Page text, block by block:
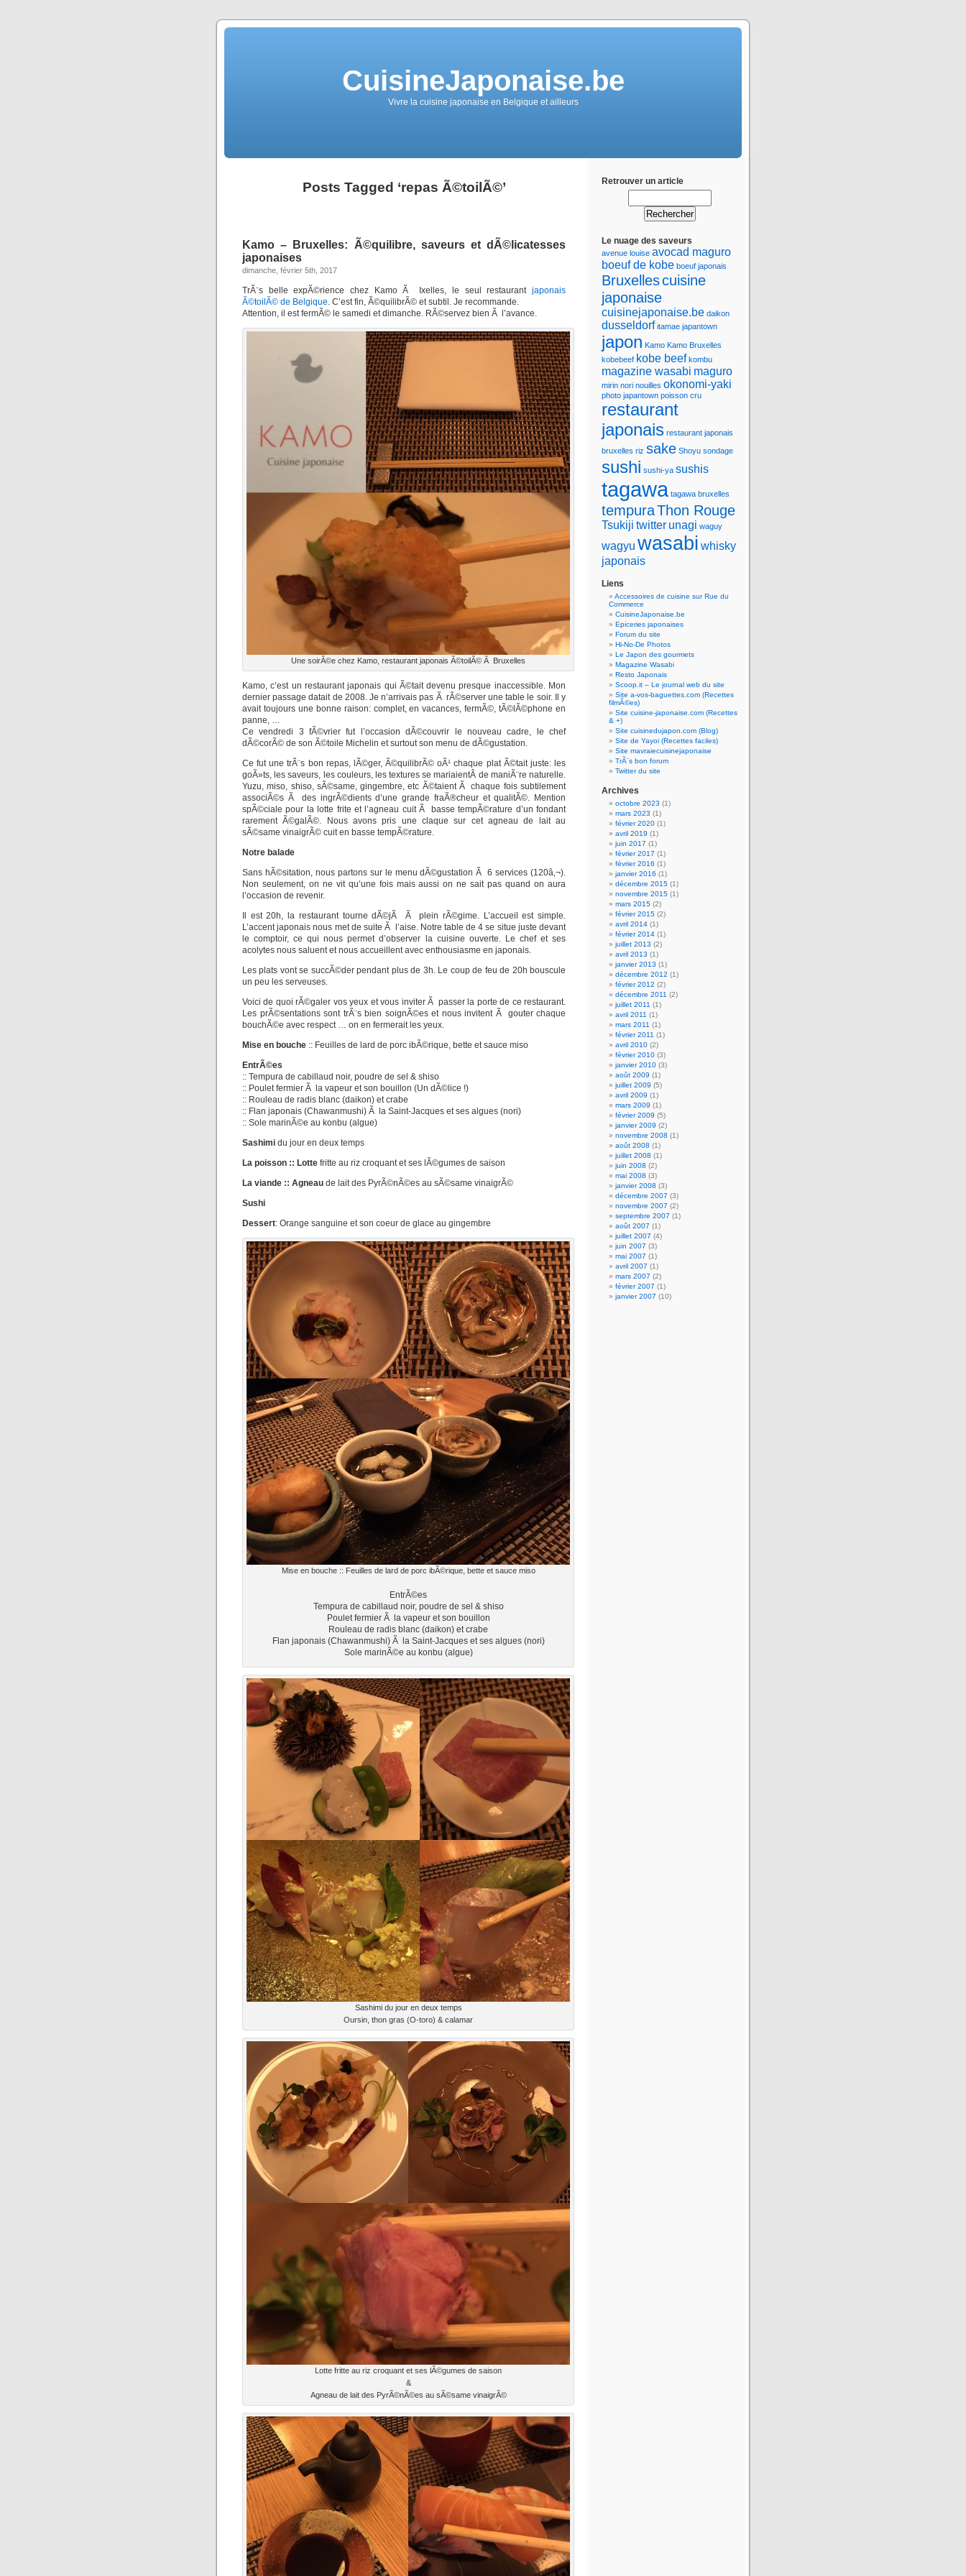
CuisineJaponaise.be
Vivre la cuisine japonaise en Belgique et ailleurs
Posts Tagged ‘repas Ã©toilÃ©’
Kamo – Bruxelles: Ã©quilibre, saveurs et dÃ©licatesses
japonaises
dimanche, février 5th, 2017
TrÃ¨s belle expÃ©rience chez Kamo Ã Ixelles, le seul restaurant japonais
Ã©toilÃ© de Belgique. C’est fin, Ã©quilibrÃ© et subtil. Je recommande.
Attention, il est fermÃ© le samedi et dimanche. RÃ©servez bien Ã l’avance.
Une soirÃ©e chez Kamo, restaurant japonais Ã©toilÃ© Ã Bruxelles
Kamo, c’est un restaurant japonais qui Ã©tait devenu presque inaccessible. Mon
dernier passage datait de 2008. Je n’arrivais pas Ã rÃ©server une table le soir. Il y
avait toujours une bonne raison: complet, en vacances, fermÃ©, tÃ©lÃ©phone en
panne, …
Ce vendredi 3 fÃ©vrier fut l’occasion dÃ©couvrir le nouveau cadre, le chef
dÃ©corÃ© de son Ã©toile Michelin et surtout son menu de dÃ©gustation.
Ce fut une trÃ¨s bon repas, lÃ©ger, Ã©quilibrÃ© oÃ¹ chaque plat Ã©tait juste: les
goÃ»ts, les saveurs, les couleurs, les textures se mariaientÂ de maniÃ¨re naturelle.
Yuzu, miso, shiso, sÃ©same, gingembre, etc Ã©taient Ã chaque fois subtilement
associÃ©s Ã des ingrÃ©dients d’une grande fraÃ®cheur et qualitÃ©. Mention
spÃ©ciale pour la lotte frite et l’agneau cuit Ã basse tempÃ©rature d’un fondant
rarement Ã©galÃ©. Nous avons pris une claque sur cet agneau de lait au
sÃ©same vinaigrÃ© cuit en basse tempÃ©rature.
Notre balade
Sans hÃ©sitation, nous partons sur le menu dÃ©gustation Ã 6 services (120â‚¬).
Non seulement, on ne vit qu’une fois mais aussi on ne sait pas quand on aura
l’occasion de revenir.
Il est 20h, la restaurant tourne dÃ©jÃ Ã plein rÃ©gime. L’accueil est simple.
L’accent japonais nous met de suite Ã l’aise. Notre table de 4 se situe juste devant
le comptoir, ce qui nous permet d’observer la cuisine ouverte. Le chef et ses
acolytes nous saluent et nous accueillent avec enthousiasme en japonais.
Les plats vont se succÃ©der pendant plus de 3h. Le coup de feu de 20h bouscule
un peu les serveuses.
Voici de quoi rÃ©galer vos yeux et vous inviter Ã passer la porte de ce restaurant.
Les prÃ©sentations sont trÃ¨s bien soignÃ©es et nous invitent Ã gouter chaque
bouchÃ©e avec respect … on en fermerait les yeux.
Mise en bouche :: Feuilles de lard de porc ibÃ©rique, bette et sauce miso
EntrÃ©es
:: Tempura de cabillaud noir, poudre de sel & shiso
:: Poulet fermier Ã la vapeur et son bouillon (Un dÃ©lice !)
:: Rouleau de radis blanc (daikon) et crabe
:: Flan japonais (Chawanmushi) Ã la Saint-Jacques et ses algues (nori)
:: Sole marinÃ©e au konbu (algue)
Sashimi du jour en deux temps
La poisson :: Lotte fritte au riz croquant et ses lÃ©gumes de saison
La viande :: Agneau de lait des PyrÃ©nÃ©es au sÃ©same vinaigrÃ©
Sushi
Dessert: Orange sanguine et son coeur de glace au gingembre
Mise en bouche :: Feuilles de lard de porc ibÃ©rique, bette et sauce miso
EntrÃ©es
Tempura de cabillaud noir, poudre de sel & shiso
Poulet fermier Ã la vapeur et son bouillon
Rouleau de radis blanc (daikon) et crabe
Flan japonais (Chawanmushi) Ã la Saint-Jacques et ses algues (nori)
Sole marinÃ©e au konbu (algue)
Sashimi du jour en deux temps
Oursin, thon gras (O-toro) & calamar
Lotte fritte au riz croquant et ses lÃ©gumes de saison
&
Agneau de lait des PyrÃ©nÃ©es au sÃ©same vinaigrÃ©
Retrouver un article
Le nuage des saveurs
avenue louise avocad maguro
boeuf de kobe boeuf japonais
Bruxellescuisine
japonaise
cuisinejaponaise.be daikon
dusseldorf itamae japantown
japon Kamo Kamo Bruxelles
kobebeef kobe beef kombu
magazine wasabi maguro
mirin nori nouilles okonomi-yaki
photo japantown poisson cru
restaurant
japonais restaurant japonais
bruxelles riz sake Shoyu sondage
sushi sushi-ya sushis
tagawa tagawa bruxelles
tempuraThon Rouge
Tsukiji twitter unagi waguy
wagyu wasabi whisky
japonais
Liens
Accessoires de cuisine sur Rue du
Commerce
CuisineJaponaise.be
Epiceries japonaises
Forum du site
Hi-No-De Photos
Le Japon des gourmets
Magazine Wasabi
Resto Japonais
Scoop.it – Le journal web du site
Site a-vos-baguettes.com (Recettes
filmÃ©es)
Site cuisine-japonaise.com (Recettes
& +)
Site cuisinedujapon.com (Blog)
Site de Yayoi (Recettes faciles)
Site mavraiecuisinejaponaise
TrÃ¨s bon forum
Twitter du site
Archives
octobre 2023 (1)
mars 2023 (1)
février 2020 (1)
avril 2019 (1)
juin 2017 (1)
février 2017 (1)
février 2016 (1)
janvier 2016 (1)
décembre 2015 (1)
novembre 2015 (1)
mars 2015 (2)
février 2015 (2)
avril 2014 (1)
février 2014 (1)
juillet 2013 (2)
avril 2013 (1)
janvier 2013 (1)
décembre 2012 (1)
février 2012 (2)
décembre 2011 (2)
juillet 2011 (1)
avril 2011 (1)
mars 2011 (1)
février 2011 (1)
avril 2010 (2)
février 2010 (3)
janvier 2010 (3)
août 2009 (1)
juillet 2009 (5)
avril 2009 (1)
mars 2009 (1)
février 2009 (5)
janvier 2009 (2)
novembre 2008 (1)
août 2008 (1)
juillet 2008 (1)
juin 2008 (2)
mai 2008 (3)
janvier 2008 (3)
décembre 2007 (3)
novembre 2007 (2)
septembre 2007 (1)
août 2007 (1)
juillet 2007 (4)
juin 2007 (3)
mai 2007 (1)
avril 2007 (1)
mars 2007 (2)
février 2007 (1)
janvier 2007 (10)